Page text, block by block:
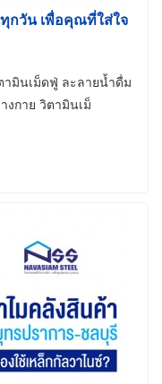
กวัน เพื่อคุณที่ใส่ใจ
มินเม็ดฟู่ ละลายน้ำดื่ม
งกาย วิตามินเม็